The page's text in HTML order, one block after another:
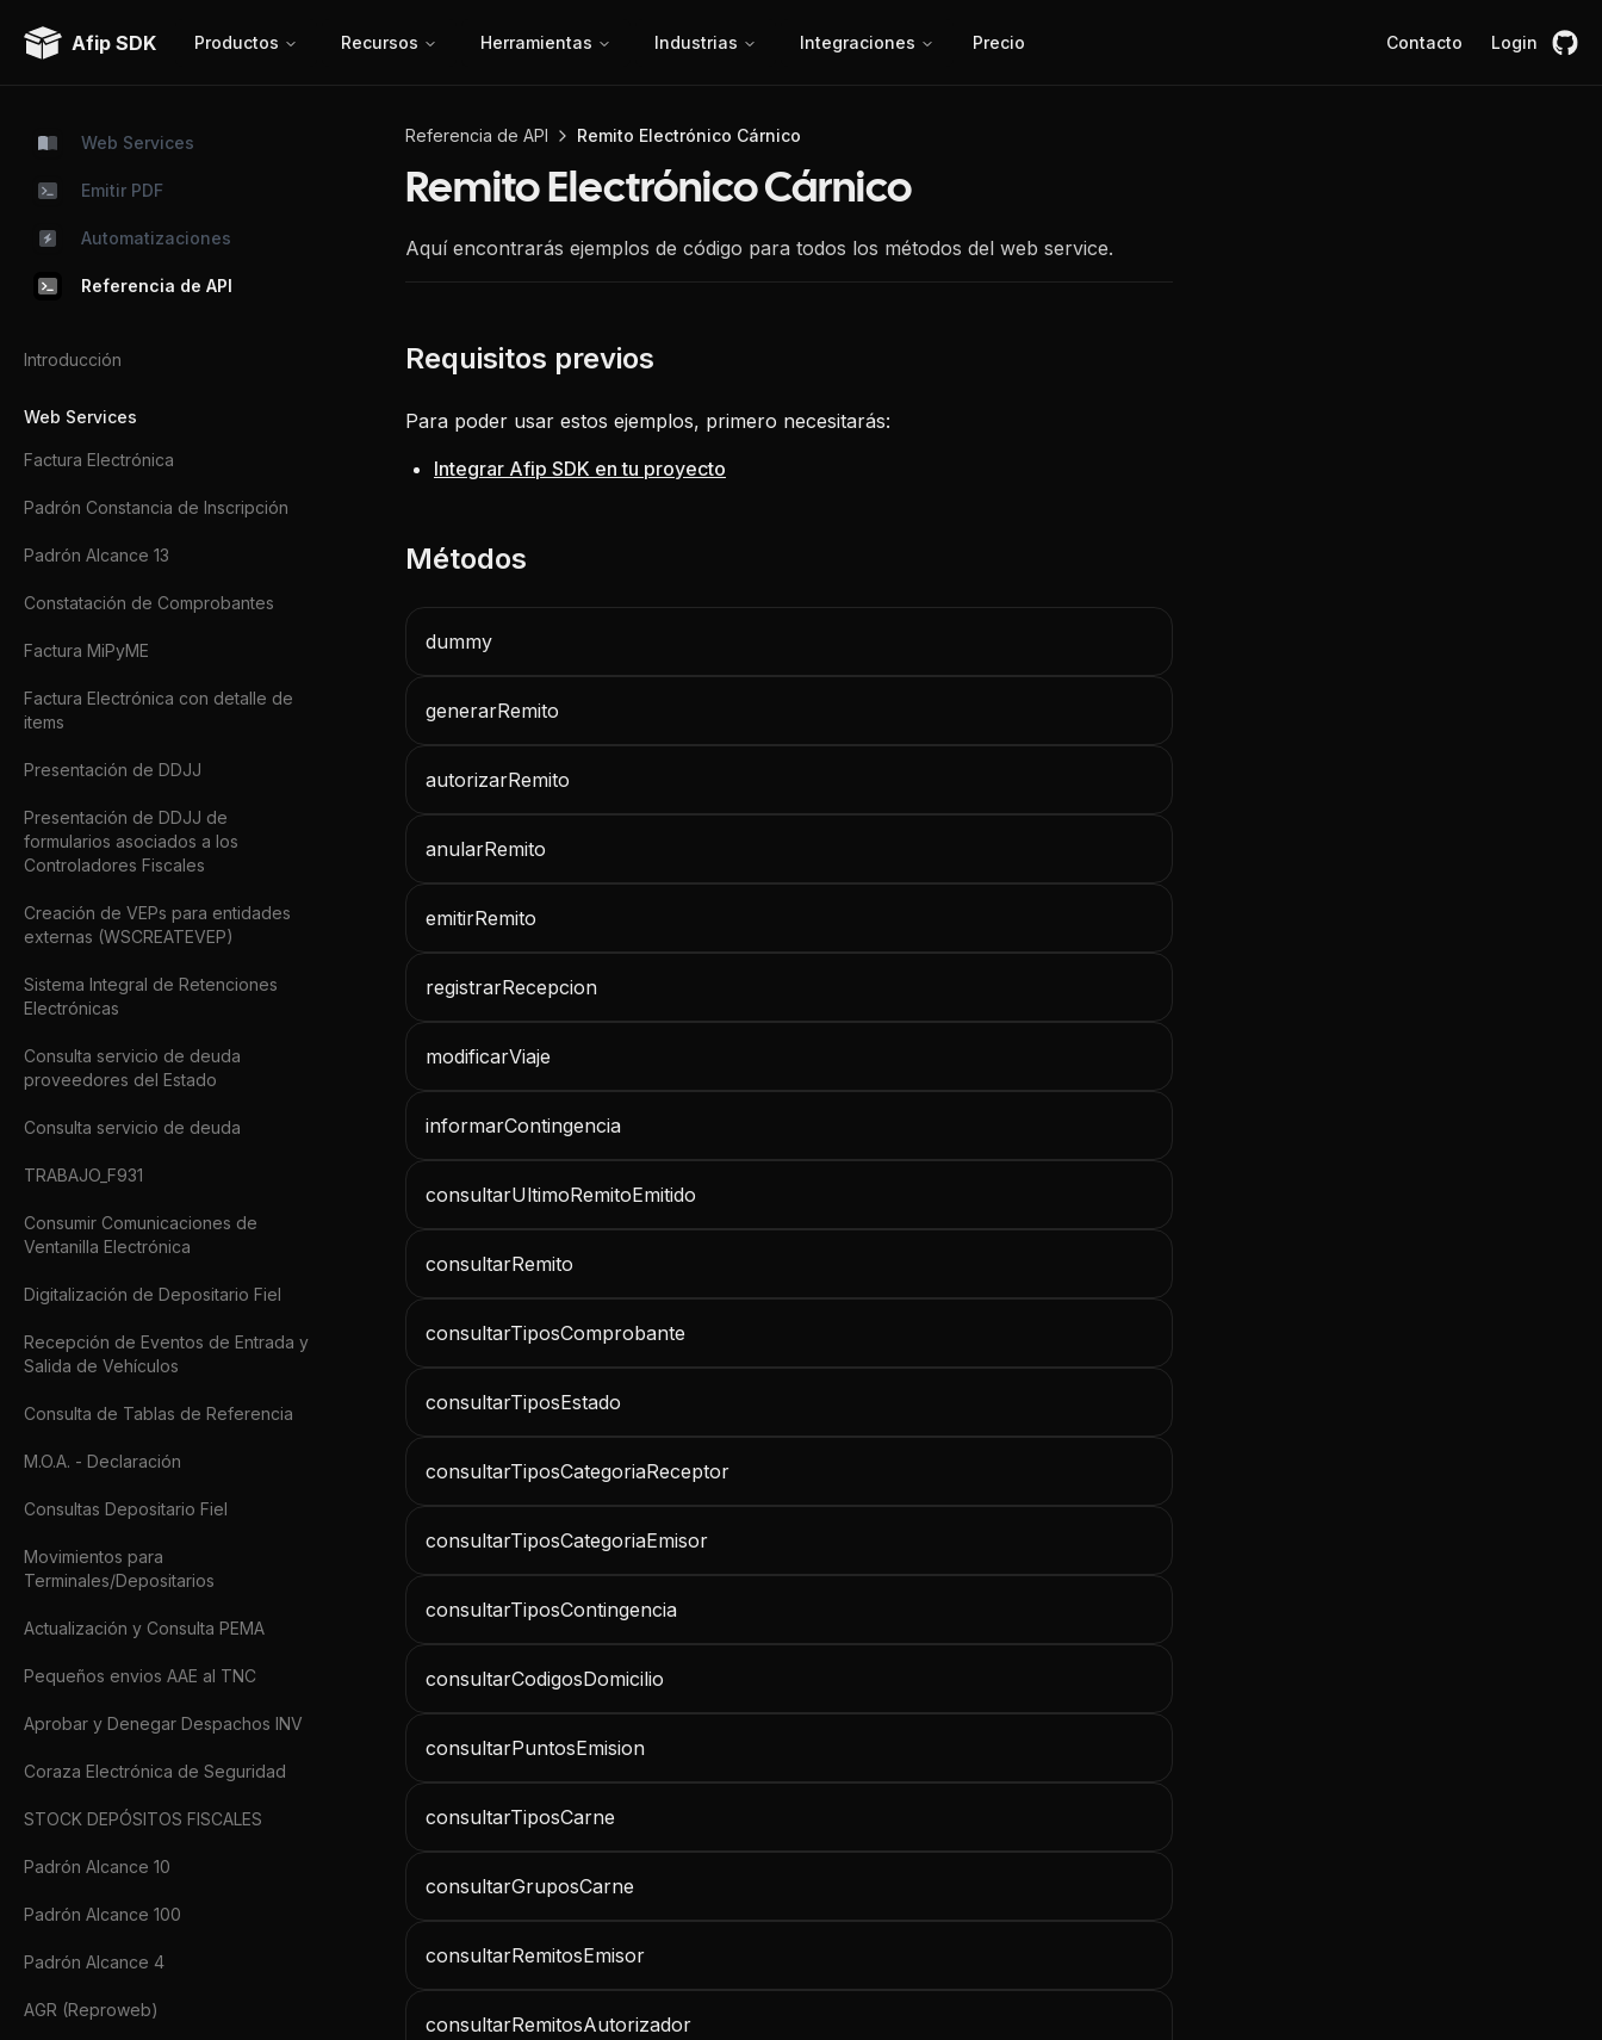
Afip SDK Productos Recursos Herramientas Industrias Integraciones Precio Contacto Login
Web Services
Emitir PDF
Automatizaciones
Referencia de API
Introducción
Web Services
Factura Electrónica
Padrón Constancia de Inscripción
Padrón Alcance 13
Constatación de Comprobantes
Factura MiPyME
Factura Electrónica con detalle de
items
Presentación de DDJJ
Presentación de DDJJ de
formularios asociados a los
Controladores Fiscales
Creación de VEPs para entidades
externas (WSCREATEVEP)
Sistema Integral de Retenciones
Electrónicas
Consulta servicio de deuda
proveedores del Estado
Consulta servicio de deuda
TRABAJO_F931
Consumir Comunicaciones de
Ventanilla Electrónica
Digitalización de Depositario Fiel
Recepción de Eventos de Entrada y
Salida de Vehículos
Consulta de Tablas de Referencia
M.O.A. - Declaración
Consultas Depositario Fiel
Movimientos para
Terminales/Depositarios
Actualización y Consulta PEMA
Pequeños envios AAE al TNC
Aprobar y Denegar Despachos INV
Coraza Electrónica de Seguridad
STOCK DEPÓSITOS FISCALES
Padrón Alcance 10
Padrón Alcance 100
Padrón Alcance 4
AGR (Reproweb)
Referencia de API Remito Electrónico Cárnico
Remito Electrónico Cárnico
Aquí encontrarás ejemplos de código para todos los métodos del web service.
Para poder usar estos ejemplos, primero necesitarás:
Integrar Afip SDK en tu proyecto
dummy
generarRemito
autorizarRemito
anularRemito
emitirRemito
registrarRecepcion
modificarViaje
informarContingencia
consultarUltimoRemitoEmitido
consultarRemito
consultarTiposComprobante
consultarTiposEstado
consultarTiposCategoriaReceptor
consultarTiposCategoriaEmisor
consultarTiposContingencia
consultarCodigosDomicilio
consultarPuntosEmision
consultarTiposCarne
consultarGruposCarne
consultarRemitosEmisor
consultarRemitosAutorizador